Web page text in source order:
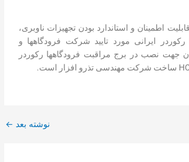
اطمینان و استاندارد بودن تجهیزات ناوبری،
ایرانی مورد تایید شرکت فرودگاهها و
جهت نصب در برج مراقبت فرودگاهها رکوردر
نوشته بعد ←